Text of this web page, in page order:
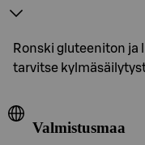
Ronski gluteeniton ja
tarvitse
Valmistusmaa